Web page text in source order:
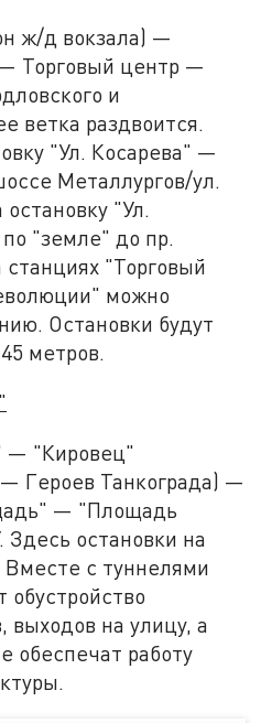
ж/д вокзала) —
Торговый центр —
и
ветка раздвоится.
"Ул. Косарева" —
Металлургов/ул.
"Ул.
"земле" до пр.
"Торговый
можно
Остановки будут
метров.
— "Кировец"
Героев Танкограда) —
— "Площадь
остановки на
Вместе с туннелями
обустройство
выходов на улицу, а
обеспечат работу